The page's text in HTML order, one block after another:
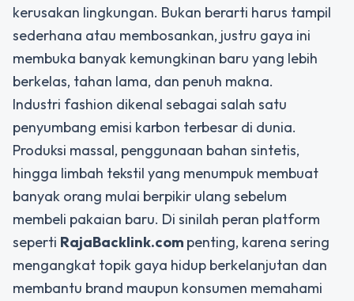
kerusakan lingkungan. Bukan berarti harus tampil
sederhana atau membosankan, justru gaya ini
membuka banyak kemungkinan baru yang lebih
berkelas, tahan lama, dan penuh makna.
Industri fashion dikenal sebagai salah satu
penyumbang emisi karbon terbesar di dunia.
Produksi massal, penggunaan bahan sintetis,
hingga limbah tekstil yang menumpuk membuat
banyak orang mulai berpikir ulang sebelum
membeli pakaian baru. Di sinilah peran platform
seperti RajaBacklink.com penting, karena sering
mengangkat topik gaya hidup berkelanjutan dan
membantu brand maupun konsumen memahami